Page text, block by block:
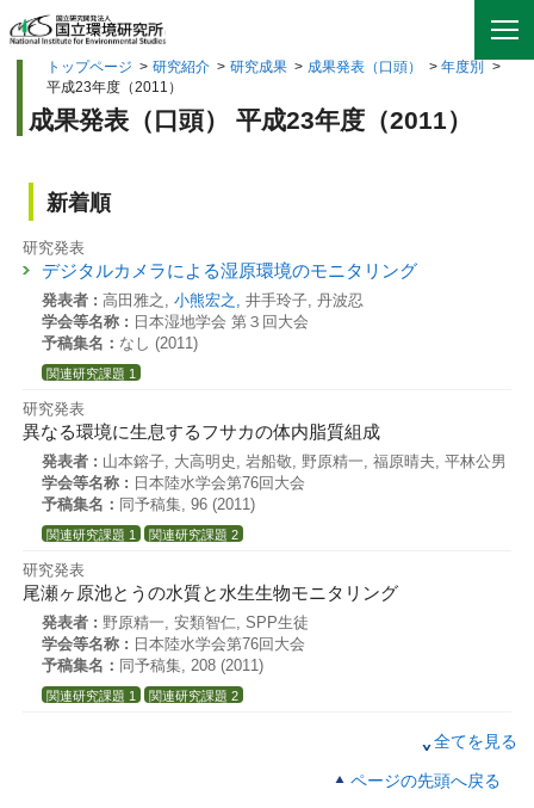
トップページ > 研究紹介 > 研究成果 > 成果発表（口頭） > 年度別
>
平成23年度（2011）
成果発表（口頭） 平成23年度（2011）
新着順
研究発表
デジタルカメラによる湿原環境のモニタリング
発表者 : 高田雅之, 小熊宏之, 井手玲子, 丹波忍
学会等名称 : 日本湿地学会 第３回大会
予稿集名： なし (2011)
関連研究課題 1
研究発表
異なる環境に生息するフサカの体内脂質組成
発表者 : 山本鎔子, 大高明史, 岩船敬, 野原精一, 福原晴夫, 平林公男
学会等名称 : 日本陸水学会第76回大会
予稿集名： 同予稿集, 96 (2011)
関連研究課題 1 関連研究課題 2
研究発表
尾瀬ヶ原池とうの水質と水生生物モニタリング
発表者 : 野原精一, 安類智仁, SPP生徒
学会等名称 : 日本陸水学会第76回大会
予稿集名： 同予稿集, 208 (2011)
関連研究課題 1 関連研究課題 2
全てを見る
ページの先頭へ戻る